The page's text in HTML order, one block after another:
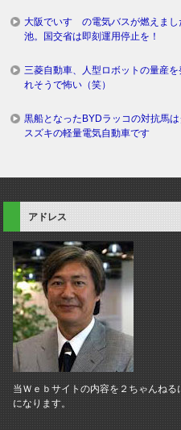
大阪でいすゞの電気バスが燃えま
池。国交省は即刻運用停止を！
三菱自動車、人型ロボットの量産
れそうで怖い（笑）
黒船となったBYDラッコの対抗馬
スズキの軽量電気自動車です
アドレス
当Ｗｅｂサイトの内容を２ちゃんね
になります。